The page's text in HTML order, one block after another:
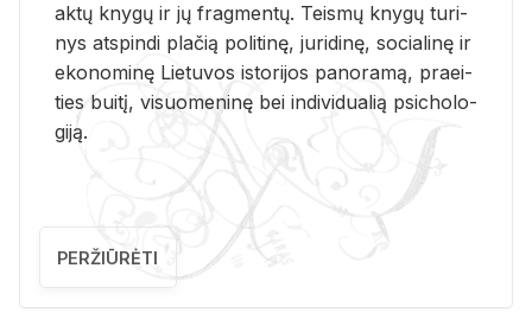
aktų kny­gų ir jų frag­men­tų. Teis­mų kny­gų tu­ri­
nys at­spin­di pla­čią po­li­ti­nę, ju­ri­di­nę, so­cia­li­nę ir
eko­no­mi­nę Lie­tu­vos is­to­ri­jos pa­no­ra­mą, pra­ei­
ties bui­tį, vi­suo­me­ni­nę bei in­di­vi­dua­lią psi­cho­lo­
gi­ją.
PERŽIŪRĖTI